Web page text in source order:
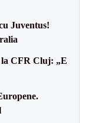
Juventus!
la CFR Cluj: „E